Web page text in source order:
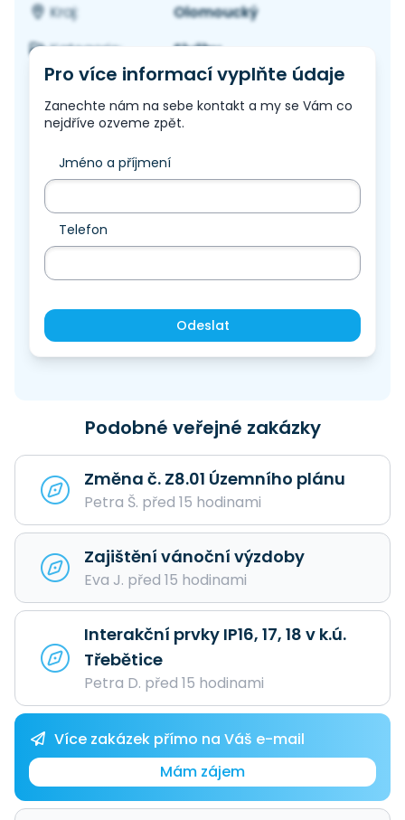
Kraj:
Olomoucký
Kategorie:
Služby
Pro více informací vyplňte údaje
Zanechte nám na sebe kontakt a my se Vám co
nejdříve ozveme zpět.
Jméno a příjmení
Telefon
Odeslat
Podobné veřejné zakázky
Změna č. Z8.01 Územního plánu
Petra Š. před 15 hodinami
Zajištění vánoční výzdoby
Eva J. před 15 hodinami
Interakční prvky IP16, 17, 18 v k.ú.
Třebětice
Petra D. před 15 hodinami
Více zakázek přímo na Váš e-mail
Mám zájem